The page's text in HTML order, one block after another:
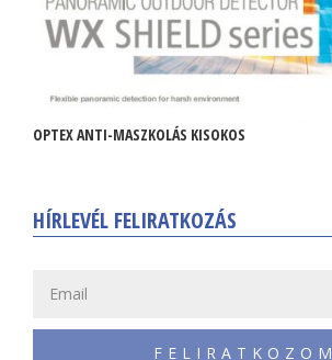
OPTEX ANTI-MASZKOLÁS KISOKOS
HÍRLEVÉL FELIRATKOZÁS
FELIRATKOZOM